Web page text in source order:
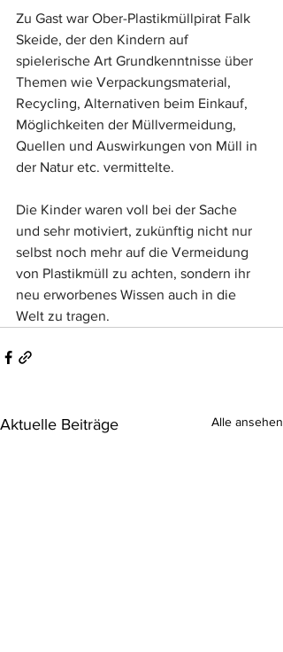
Zu Gast war Ober-Plastikmüllpirat Falk
Skeide, der den Kindern auf
spielerische Art Grundkenntnisse über
Themen wie Verpackungsmaterial,
Recycling, Alternativen beim Einkauf,
Möglichkeiten der Müllvermeidung,
Quellen und Auswirkungen von Müll in
der Natur etc. vermittelte.
Die Kinder waren voll bei der Sache
und sehr motiviert, zukünftig nicht nur
selbst noch mehr auf die Vermeidung
von Plastikmüll zu achten, sondern ihr
neu erworbenes Wissen auch in die
Welt zu tragen.
Aktuelle Beiträge Alle ansehen